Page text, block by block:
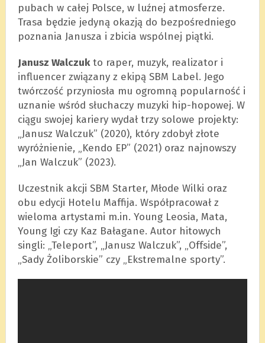
pubach w całej Polsce, w luźnej atmosferze.
Trasa będzie jedyną okazją do bezpośredniego
poznania Janusza i zbicia wspólnej piątki.
Janusz Walczukto raper, muzyk, realizator i
influencer związany z ekipą SBM Label. Jego
twórczość przyniosła mu ogromną popularność i
uznanie wśród słuchaczy muzyki hip-hopowej. W
ciągu swojej kariery wydał trzy solowe projekty:
„Janusz Walczuk” (2020), który zdobył złote
wyróżnienie, „Kendo EP” (2021) oraz najnowszy
„Jan Walczuk” (2023).
Uczestnik akcji SBM Starter, Młode Wilki oraz
obu edycji Hotelu Maffija. Współpracował z
wieloma artystami m.in. Young Leosia, Mata,
Young Igi czy Kaz Bałagane. Autor hitowych
singli: „Teleport”, „Janusz Walczuk”, „Offside”,
„Sady Żoliborskie” czy „Ekstremalne sporty”.